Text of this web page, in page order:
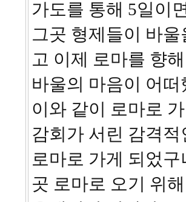
가도를 통해 5일이
그곳 형제들이 바
고 이제 로마를 향
바울의 마음이 어
이와 같이 로마로
감회가 서린 감격
로마로 가게 되었
곳 로마로 오기 위